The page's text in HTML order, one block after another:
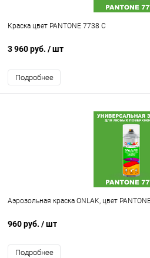
Краска цвет PANTONE 7738 C
3 960 руб. / шт
Подробнее
Аэрозольная краска ONLAK, цвет
960 руб. / шт
Подробнее